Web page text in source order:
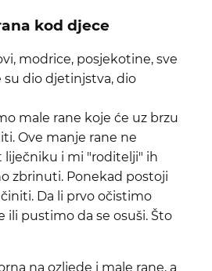
kod djece
modrice, posjekotine, sve
su dio djetinjstva, dio
male rane koje će uz brzu
Ove manje rane ne
liječniku i mi "roditelji" ih
zbrinuti. Ponekad postoji
Da li prvo očistimo
ili pustimo da se osuši. Što
na ozljede i male rane, a